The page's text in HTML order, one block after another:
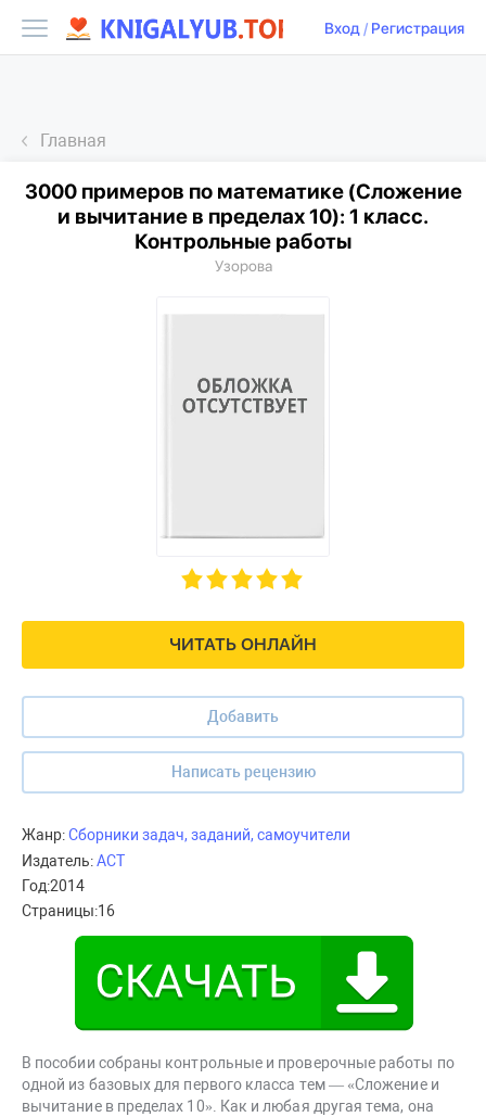
Вход/ Регистрация
Главная
ЧИТАТЬ ОНЛАЙН
Добавить
Написать рецензию
3000 примеров по математике (Сложение
и вычитание в пределах 10): 1 класс.
Контрольные работы
Узорова
Жанр:Сборники задач, заданий, самоучители
Издатель:АСТ
Год:2014
Страницы:16
В пособии собраны контрольные и проверочные работы по
одной из базовых для первого класса тем — «Сложение и
вычитание в пределах 10». Как и любая другая тема, она